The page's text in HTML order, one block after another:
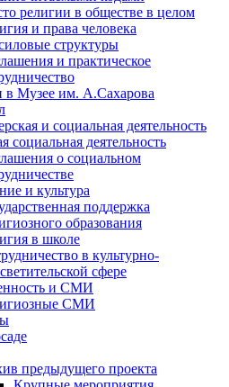
религии в обществе в целом
и права человека
структуры
и практическое
в Музее им. А.Сахарова
и социальная деятельность
социальная деятельность
о социальном
и культура
поддержка
образования
в школе
в культурно-
сфере
и СМИ
СМИ
предыдущего проекта